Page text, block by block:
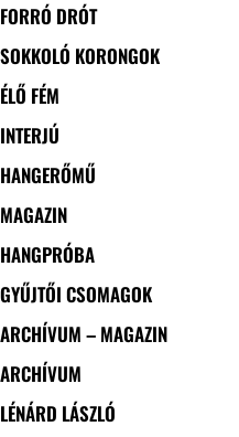
FORRÓ DRÓT
SOKKOLÓ KORONGOK
ÉLŐ FÉM
INTERJÚ
HANGERŐMŰ
MAGAZIN
HANGPRÓBA
GYŰJTŐI CSOMAGOK
ARCHÍVUM – MAGAZIN
ARCHÍVUM
LÉNÁRD LÁSZLÓ